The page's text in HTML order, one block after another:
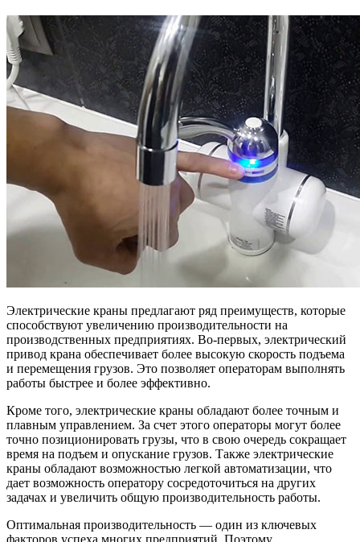
Электрические краны предлагают ряд преимуществ, которые
способствуют увеличению производительности на
производственных предприятиях. Во-первых, электрический
привод крана обеспечивает более высокую скорость подъема
и перемещения грузов. Это позволяет операторам выполнять
работы быстрее и более эффективно.
Кроме того, электрические краны обладают более точным и
плавным управлением. За счет этого операторы могут более
точно позиционировать грузы, что в свою очередь сокращает
время на подъем и опускание грузов. Также электрические
краны обладают возможностью легкой автоматизации, что
дает возможность оператору сосредоточиться на других
задачах и увеличить общую производительность работы.
Оптимальная производительность — один из ключевых